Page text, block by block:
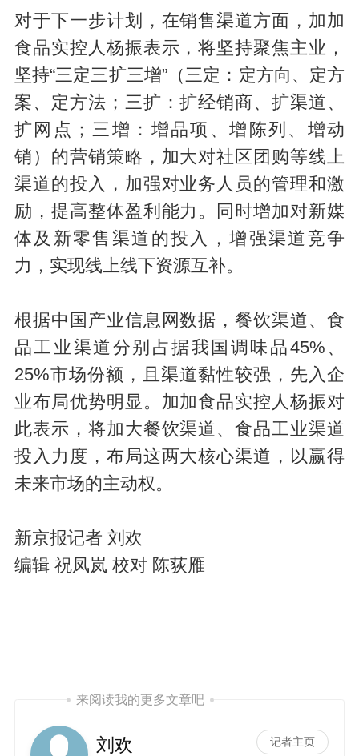
对于下一步计划，在销售渠道方面，加加
食品实控人杨振表示，将坚持聚焦主业，
坚持“三定三扩三增”（三定：定方向、定方
案、定方法；三扩：扩经销商、扩渠道、
扩网点；三增：增品项、增陈列、增动
销）的营销策略，加大对社区团购等线上
渠道的投入，加强对业务人员的管理和激
励，提高整体盈利能力。同时增加对新媒
体及新零售渠道的投入，增强渠道竞争
力，实现线上线下资源互补。
根据中国产业信息网数据，餐饮渠道、食
品工业渠道分别占据我国调味品45%、
25%市场份额，且渠道黏性较强，先入企
业布局优势明显。加加食品实控人杨振对
此表示，将加大餐饮渠道、食品工业渠道
投入力度，布局这两大核心渠道，以赢得
未来市场的主动权。
新京报记者 刘欢
编辑 祝凤岚 校对 陈荻雁
来阅读我的更多文章吧
刘欢 记者主页